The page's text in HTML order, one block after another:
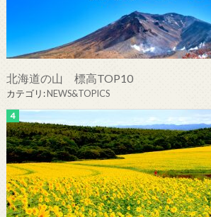
北海道の山 標高TOP10
カテゴリ:NEWS&TOPICS